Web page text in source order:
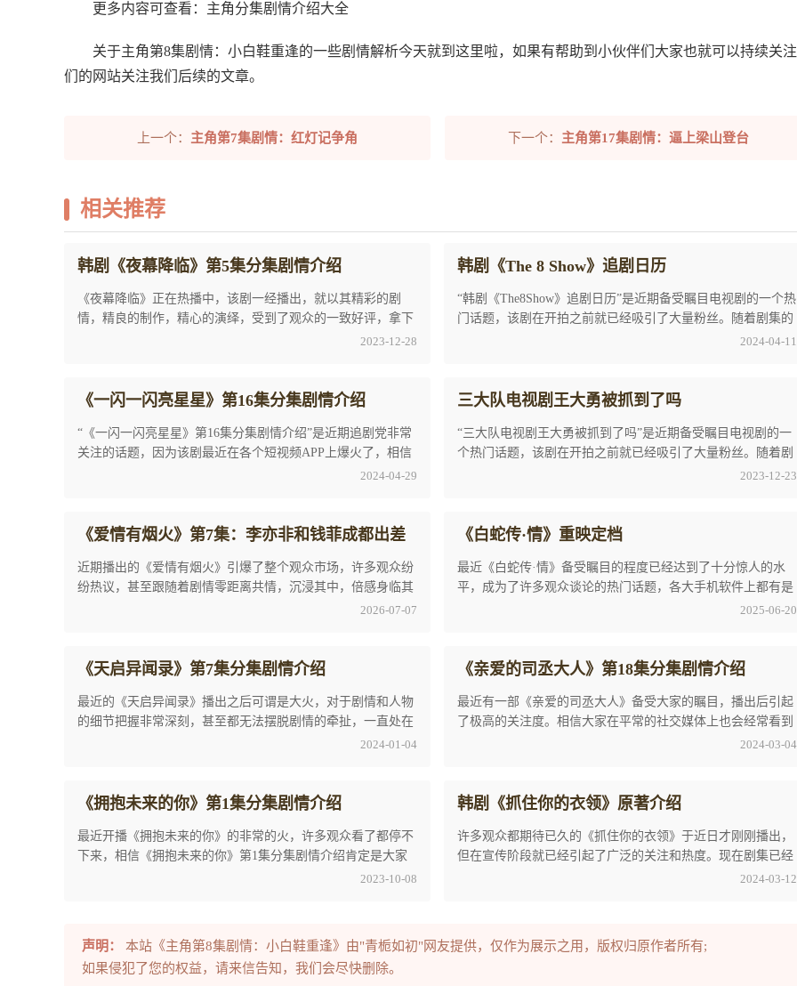
更多内容可查看：主角分集剧情介绍大全
关于主角第8集剧情：小白鞋重逢的一些剧情解析今天就到这里啦，如果有帮助到小伙伴们大家也就可以持续关
们的网站关注我们后续的文章。
上一个： 主角第7集剧情：红灯记争角 下一个： 主角第17集剧情：逼上梁山登台
相关推荐
韩剧《夜幕降临》第5集分集剧情介绍
《夜幕降临》正在热播中，该剧一经播出，就以其精彩的剧
情，精良的制作，精心的演绎，受到了观众的一致好评，拿下
了收视第一的宝座，是非常值得一看的好剧！允书 ...2023-12-28
韩剧《The 8 Show》追剧日历
“韩剧《The8Show》追剧日历”是近期备受瞩目电视剧的一个热
门话题，该剧在开拍之前就已经吸引了大量粉丝。随着剧集的
2024-04-11
《一闪一闪亮星星》第16集分集剧情介绍
“《一闪一闪亮星星》第16集分集剧情介绍”是近期追剧党非常
关注的话题，因为该剧最近在各个短视频APP上爆火了，相信
2024-04-29
三大队电视剧王大勇被抓到了吗
“三大队电视剧王大勇被抓到了吗”是近期备受瞩目电视剧的一
个热门话题，该剧在开拍之前就已经吸引了大量粉丝。随着剧
2023-12-23
《爱情有烟火》第7集：李亦非和钱菲成都出差
近期播出的《爱情有烟火》引爆了整个观众市场，许多观众纷
纷热议，甚至跟随着剧情零距离共情，沉浸其中，倍感身临其
2026-07-07
《白蛇传·情》重映定档
最近《白蛇传·情》备受瞩目的程度已经达到了十分惊人的水
平，成为了许多观众谈论的热门话题，各大手机软件上都有是
2025-06-20
《天启异闻录》第7集分集剧情介绍
最近的《天启异闻录》播出之后可谓是大火，对于剧情和人物
的细节把握非常深刻，甚至都无法摆脱剧情的牵扯，一直处在
2024-01-04
《亲爱的司丞大人》第18集分集剧情介绍
最近有一部《亲爱的司丞大人》备受大家的瞩目，播出后引起
了极高的关注度。相信大家在平常的社交媒体上也会经常看到
2024-03-04
《拥抱未来的你》第1集分集剧情介绍
最近开播《拥抱未来的你》的非常的火，许多观众看了都停不
下来，相信《拥抱未来的你》第1集分集剧情介绍肯定是大家
2023-10-08
韩剧《抓住你的衣领》原著介绍
许多观众都期待已久的《抓住你的衣领》于近日才刚刚播出，
但在宣传阶段就已经引起了广泛的关注和热度。现在剧集已经
2024-03-12
声明：
本站《主角第8集剧情：小白鞋重逢》由"青栀如初"网友提供，仅作为展示之用，版权归原作者所有;
如果侵犯了您的权益，请来信告知，我们会尽快删除。